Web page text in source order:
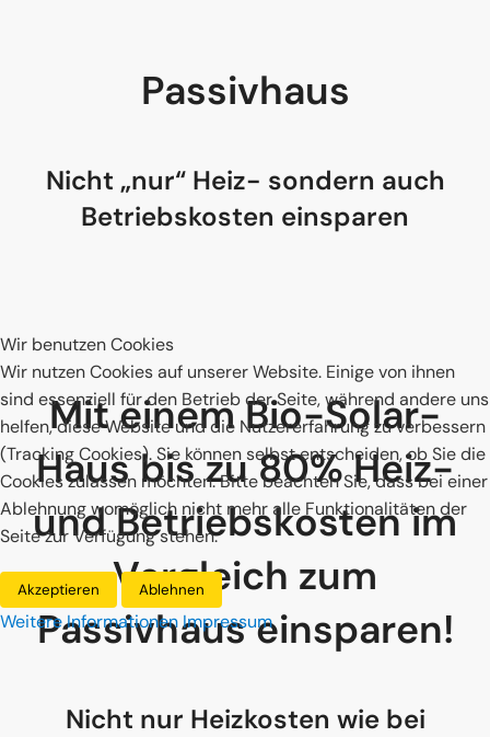
Passivhaus
Nicht „nur“ Heiz- sondern auch
Betriebskosten einsparen
Mit einem Bio-Solar-
Haus bis zu 80% Heiz-
und Betriebskosten im
Vergleich zum
Passivhaus einsparen!
Nicht nur Heizkosten wie bei
Wir benutzen Cookies
Wir nutzen Cookies auf unserer Website. Einige von ihnen
sind essenziell für den Betrieb der Seite, während andere uns
helfen, diese Website und die Nutzererfahrung zu verbessern
(Tracking Cookies). Sie können selbst entscheiden, ob Sie die
Cookies zulassen möchten. Bitte beachten Sie, dass bei einer
Ablehnung womöglich nicht mehr alle Funktionalitäten der
Seite zur Verfügung stehen.
Akzeptieren Ablehnen
Weitere InformationenImpressum